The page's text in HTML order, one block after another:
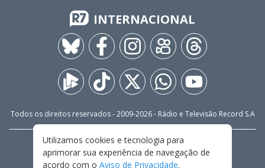
INTERNACIONAL
Todos os direitos reservados - 2009-2026- Rádio e Televisão Record S.A
FALE CONOSCO
PRIVACIDADE
TERMOS E CONDIÇÕES DE USO
Utilizamos cookies e tecnologia para
aprimorar sua experiência de navegação de
acordo com o Aviso de Privacidade.